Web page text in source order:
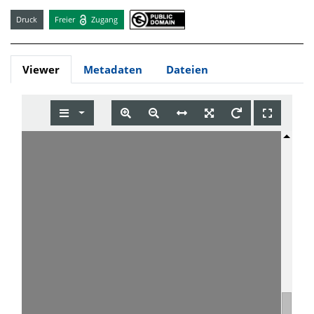
Druck Freier Zugang
Viewer Metadaten Dateien